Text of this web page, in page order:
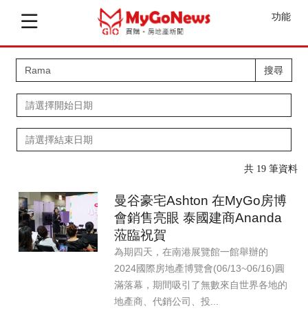
功能
搜尋
共 19 筆資料
曼谷豪宅Ashton 在MyGo房博
會銷售亮眼 泰國建商Ananda
蒞臨祝賀
為期四天，在南港展覽館一館舉辦的
2024國際房地產博覽會(06/13~06/16)圓
滿落幕，期間吸引了無數來自世界各地的
地產商、代銷公司、投...